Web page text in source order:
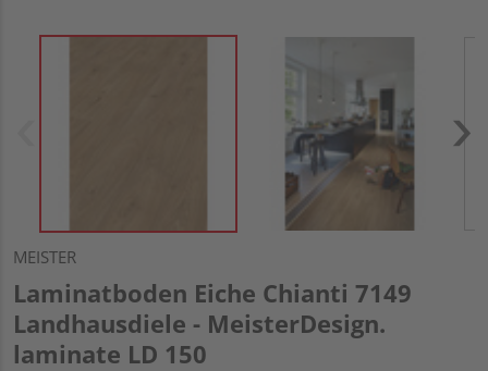
MEISTER
Laminatboden Eiche Chianti 7149
Landhausdiele - MeisterDesign.
laminate LD 150